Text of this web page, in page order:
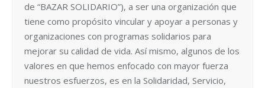
de “BAZAR SOLIDARIO”), a ser una organización que
tiene como propósito vincular y apoyar a personas y
organizaciones con programas solidarios para
mejorar su calidad de vida. Así mismo, algunos de los
valores en que hemos enfocado con mayor fuerza
nuestros esfuerzos, es en la Solidaridad, Servicio,